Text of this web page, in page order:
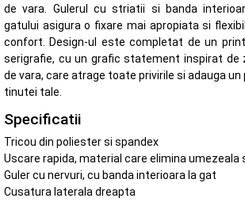
de vara. Gulerul cu striatii si banda
gatului asigura o fixare mai apropiata si
confort. Design-ul este completat de un
serigrafie, cu un grafic statement inspirat de
de vara, care atrage toate privirile si adauga
tinutei tale.
Specificatii
Tricou din poliester si spandex
Uscare rapida, material care elimina umezeala
Guler cu nervuri, cu banda interioara la gat
Cusatura laterala dreapta